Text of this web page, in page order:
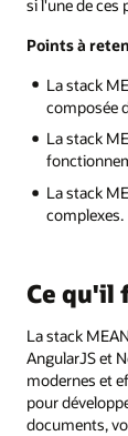
si l'une de ces
Points à
La stack
composée
La stack
La stack
complexes.
Ce qu'il
La stack
AngularJS et
modernes et
pour
documents,